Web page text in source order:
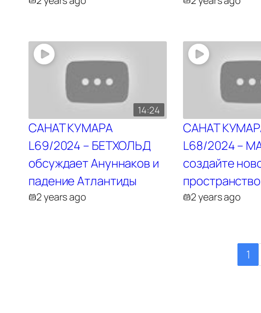
14:24
САНАТ КУМАРА
L69/2024 – БЕТХОЛЬД
обсуждает Ануннаков и
падение Атлантиды
2 years ago
САНАТ
L68/2024 –
создайте
2 years ago
1